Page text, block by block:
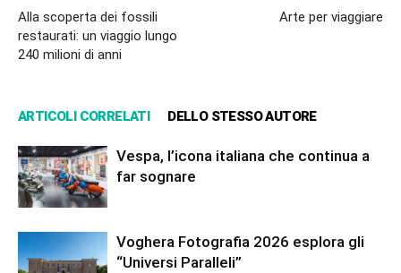
Alla scoperta dei fossili
restaurati: un viaggio lungo
240 milioni di anni
Arte per viaggiare
ARTICOLI CORRELATI DELLO STESSO AUTORE
Vespa, l’icona italiana che continua a
far sognare
Voghera Fotografia 2026 esplora gli
“Universi Paralleli”